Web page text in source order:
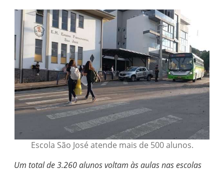
Escola São José atende mais de 500 alunos.
Um total de 3.260 alunos voltam às aulas nas escolas